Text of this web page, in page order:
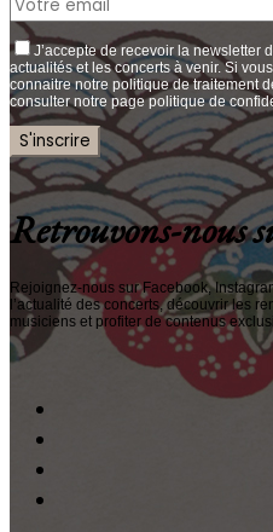
J’accepte de recevoir la newsletter
actualités et les concerts à venir. Si
connaitre notre politique de traitement
consulter notre page politique de
Retrouvons-nous
Rejoignez-nous sur Facebook,
l’actualité des concerts, découvrir les
musiciens et profiter de contenus